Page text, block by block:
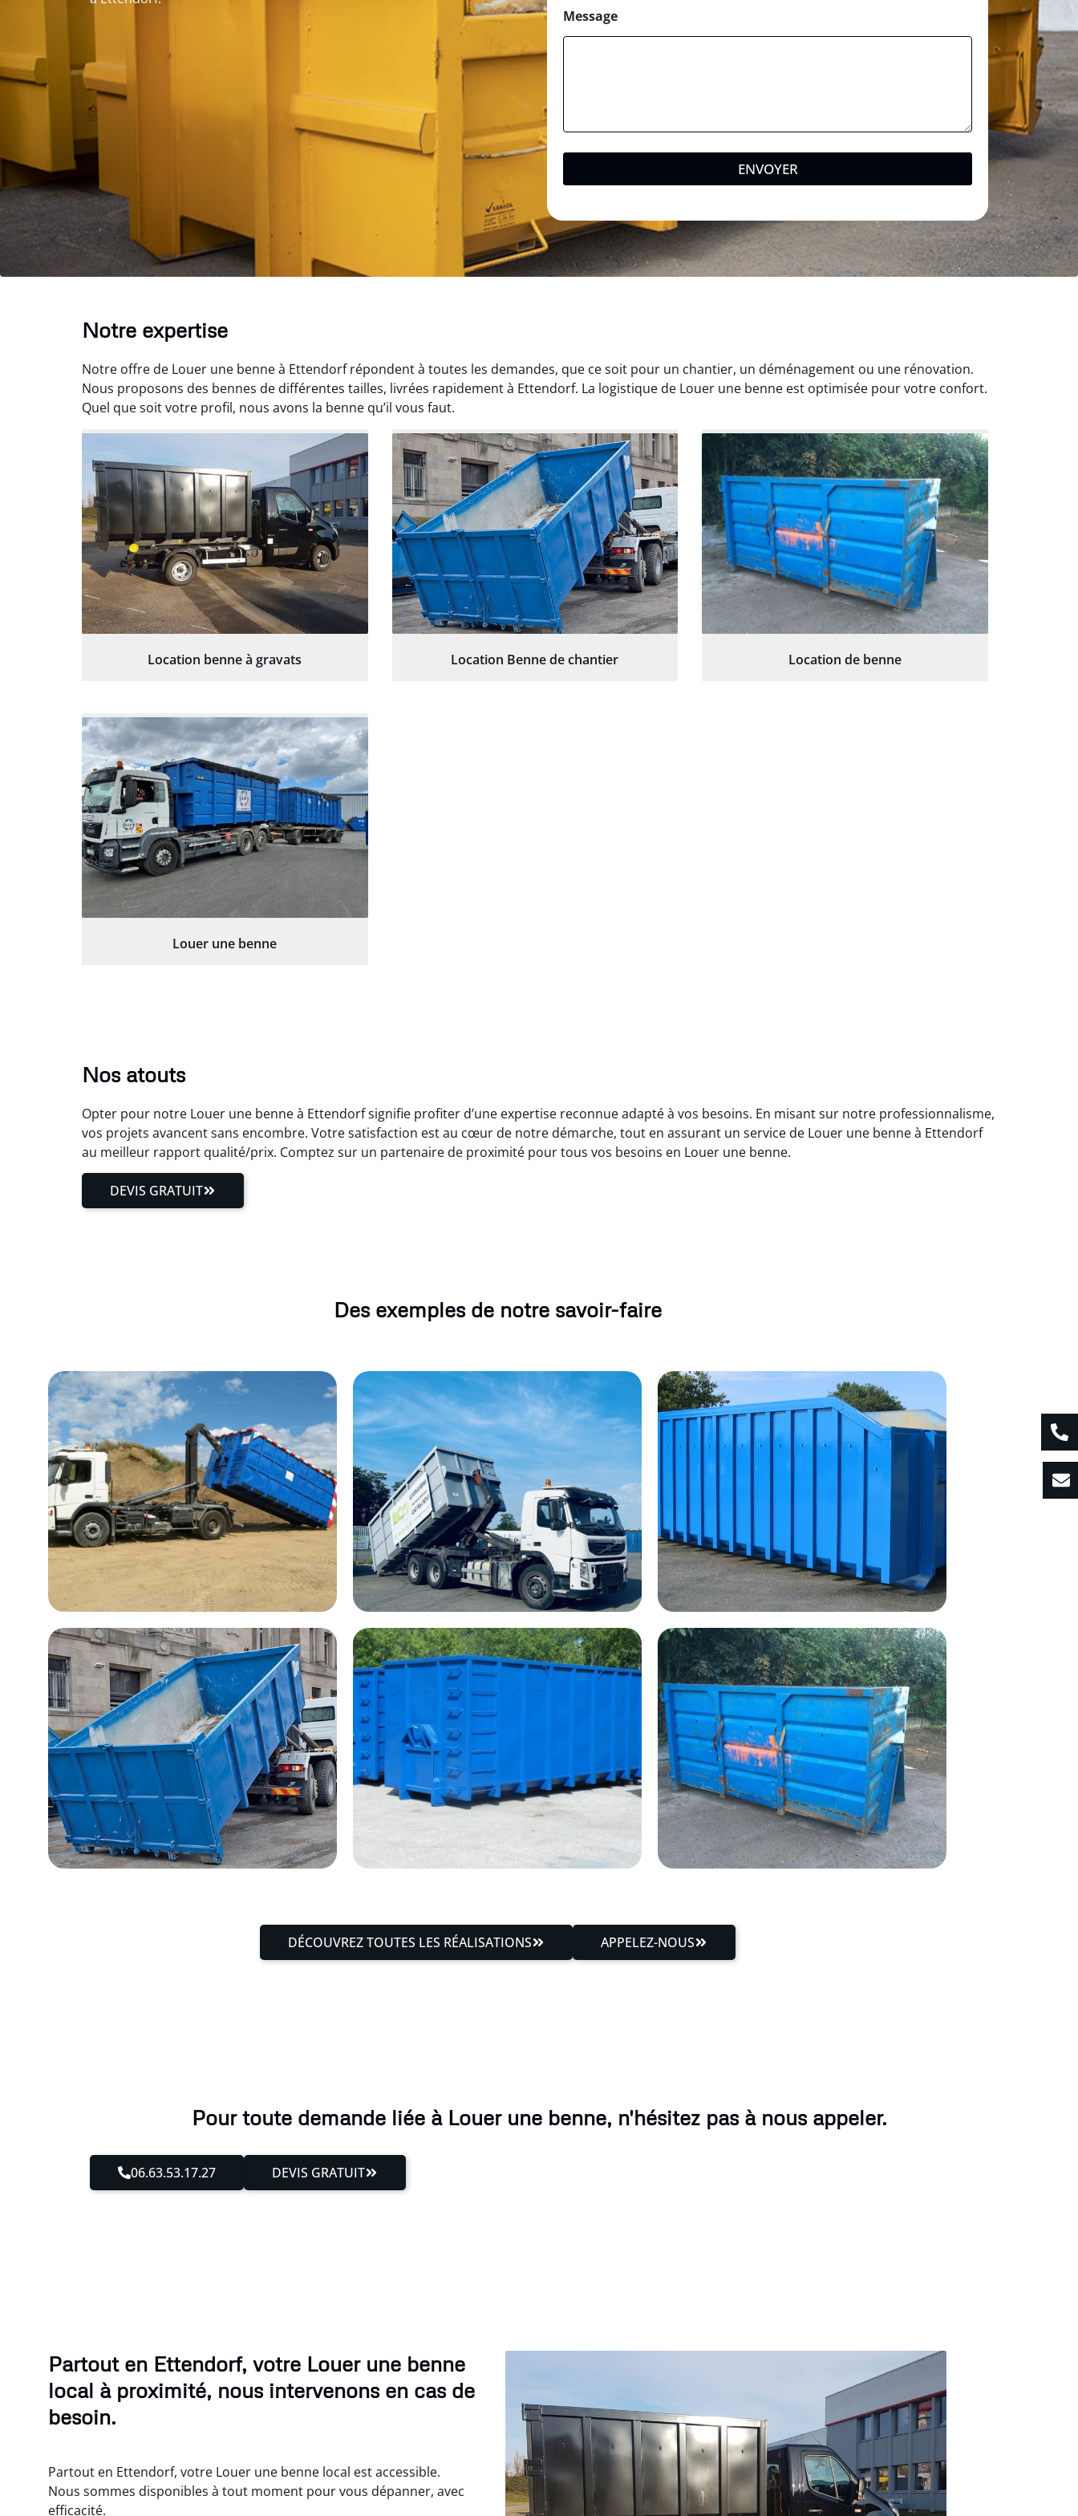
Message
ENVOYER
Notre expertise
Notre offre de Louer une benne à Ettendorf répondent à toutes les demandes, que ce soit pour un chantier, un déménagement ou une rénovation.
Nous proposons des bennes de différentes tailles, livrées rapidement à Ettendorf. La logistique de Louer une benne est optimisée pour votre confort.
Quel que soit votre profil, nous avons la benne qu’il vous faut.
Location benne à gravats Location Benne de chantier Location de benne
Louer une benne
Nos atouts
Opter pour notre Louer une benne à Ettendorf signifie profiter d’une expertise reconnue adapté à vos besoins. En misant sur notre professionnalisme,
vos projets avancent sans encombre. Votre satisfaction est au cœur de notre démarche, tout en assurant un service de Louer une benne à Ettendorf
au meilleur rapport qualité/prix. Comptez sur un partenaire de proximité pour tous vos besoins en Louer une benne.
DEVIS GRATUIT
Des exemples de notre savoir-faire
DÉCOUVREZ TOUTES LES RÉALISATIONS APPELEZ-NOUS
Pour toute demande liée à Louer une benne, n'hésitez pas à nous appeler.
06.63.53.17.27 DEVIS GRATUIT
Partout en Ettendorf, votre Louer une benne
local à proximité, nous intervenons en cas de
besoin.
Partout en Ettendorf, votre Louer une benne local est accessible.
Nous sommes disponibles à tout moment pour vous dépanner, avec
efficacité.